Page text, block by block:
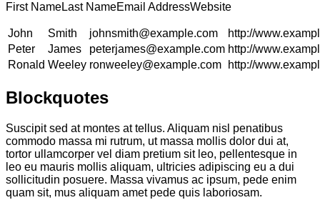
First NameLast NameEmail AddressWebsite
John Smith johnsmith@example.com
http://
Peter
James peterjames@example.com http://
Ronald Weeley ronweeley@example.com http://
Blockquotes
Suscipit sed at montes at tellus. Aliquam nisl penatibus
commodo massa mi rutrum, ut massa mollis dolor dui at,
tortor ullamcorper vel diam pretium sit leo, pellentesque in
leo eu mauris mollis aliquam, ultricies adipiscing eu a dui
sollicitudin posuere. Massa vivamus ac ipsum, pede enim
quam sit, mus aliquam amet pede quis laboriosam.